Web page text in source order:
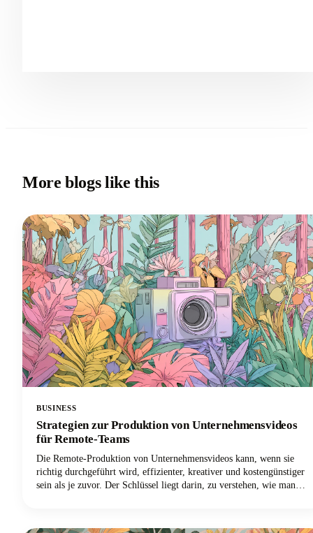
More blogs like this
BUSINESS
Strategien zur Produktion von Unternehmensvideos
für Remote-Teams
Die Remote-Produktion von Unternehmensvideos kann, wenn sie
richtig durchgeführt wird, effizienter, kreativer und kostengünstiger
sein als je zuvor. Der Schlüssel liegt darin, zu verstehen, wie man